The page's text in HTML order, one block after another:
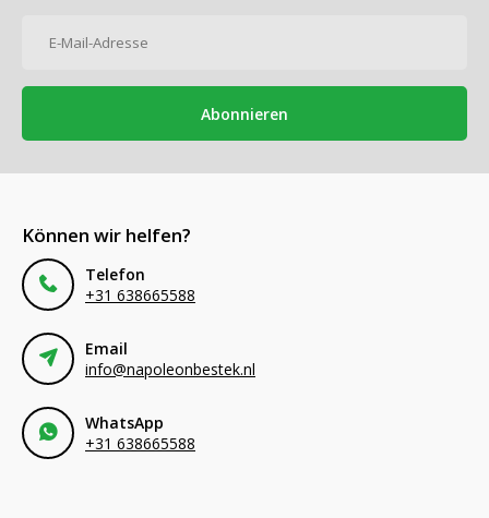
Abonnieren
Können wir helfen?
Telefon
+31 638665588
Email
info@napoleonbestek.nl
WhatsApp
+31 638665588